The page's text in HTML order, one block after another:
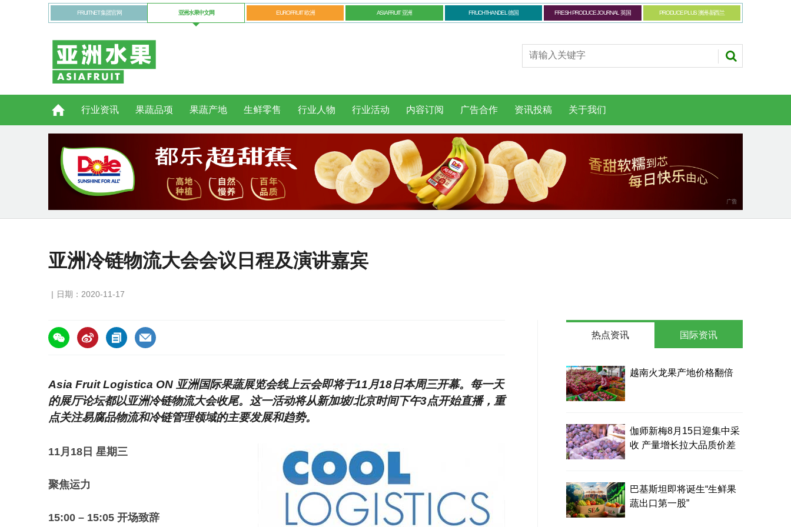
FRUITNET 集团官网 亚洲水果中文网 EUROFRUIT 欧洲 ASIAFRUIT 亚洲 FRUCHTHANDEL 德国 FRESH PRODUCE JOURNAL 英国 PRODUCE PLUS 澳洲-新西兰
行业资讯 果蔬品项 果蔬产地 生鲜零售 行业人物 行业活动 内容订阅 广告合作 资讯投稿 关于我们
亚洲冷链物流大会会议日程及演讲嘉宾
日期：2020-11-17
https://asiafruitchina.net/20221.html
Asia Fruit Logistica ON 亚洲国际果蔬展览会线上云会即将于11月18日本周三开幕。每一天
的展厅论坛都以亚洲冷链物流大会收尾。这一活动将从新加坡/北京时间下午3点开始直播，重
点关注易腐品物流和冷链管理领域的主要发展和趋势。
11月18日 星期三
聚焦运力
15:00 – 15:05 开场致辞
热点资讯
越南火龙果产地价格翻倍
伽师新梅8月15日迎集中采
收 产量增长拉大品质价差
巴基斯坦即将诞生“生鲜果
蔬出口第一股”
国际资讯